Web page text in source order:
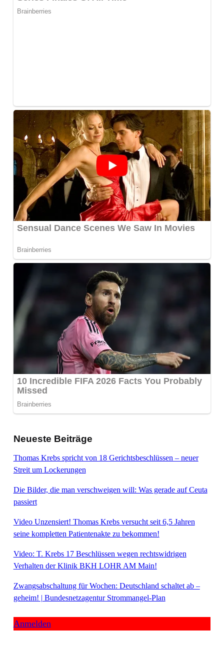
Neueste Beiträge
Thomas Krebs spricht von 18 Gerichtsbeschlüssen – neuer
Streit um Lockerungen
Die Bilder, die man verschweigen will: Was gerade auf Ceuta
passiert
Video Unzensiert! Thomas Krebs versucht seit 6,5 Jahren
seine kompletten Patientenakte zu bekommen!
Video: T. Krebs 17 Beschlüssen wegen rechtswidrigen
Verhalten der Klinik BKH LOHR AM Main!
Zwangsabschaltung für Wochen: Deutschland schaltet ab –
geheim! | Bundesnetzagentur Strommangel-Plan
Anmelden